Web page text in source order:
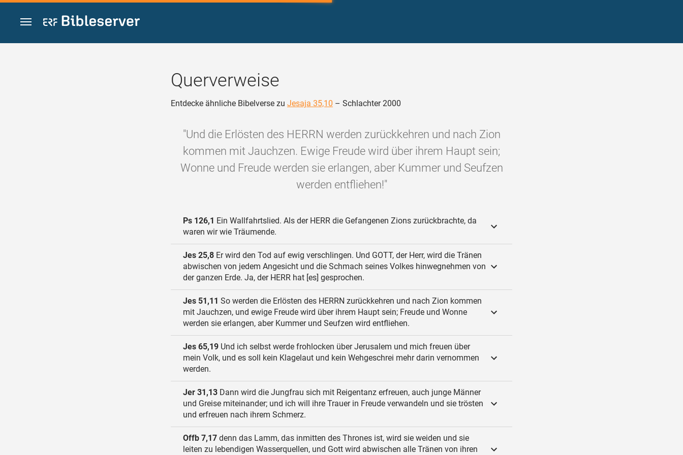
Zum Inhalt springen
Querverweise
Entdecke ähnliche Bibelverse zu Jesaja 35,10 – Schlachter 2000
"Und die Erlösten des HERRN werden zurückkehren und nach Zion
kommen mit Jauchzen. Ewige Freude wird über ihrem Haupt sein;
Wonne und Freude werden sie erlangen, aber Kummer und Seufzen
werden entfliehen!"
Ps 126,1 Ein Wallfahrtslied. Als der HERR die Gefangenen Zions zurückbrachte, da
waren wir wie Träumende.
Jes 25,8 Er wird den Tod auf ewig verschlingen. Und GOTT, der Herr, wird die Tränen
abwischen von jedem Angesicht und die Schmach seines Volkes hinwegnehmen von
der ganzen Erde. Ja, der HERR hat [es] gesprochen.
Jes 51,11 So werden die Erlösten des HERRN zurückkehren und nach Zion kommen
mit Jauchzen, und ewige Freude wird über ihrem Haupt sein; Freude und Wonne
werden sie erlangen, aber Kummer und Seufzen wird entfliehen.
Jes 65,19 Und ich selbst werde frohlocken über Jerusalem und mich freuen über
mein Volk, und es soll kein Klagelaut und kein Wehgeschrei mehr darin vernommen
werden.
Jer 31,13 Dann wird die Jungfrau sich mit Reigentanz erfreuen, auch junge Männer
und Greise miteinander; und ich will ihre Trauer in Freude verwandeln und sie trösten
und erfreuen nach ihrem Schmerz.
Offb 7,17 denn das Lamm, das inmitten des Thrones ist, wird sie weiden und sie
leiten zu lebendigen Wasserquellen, und Gott wird abwischen alle Tränen von ihren